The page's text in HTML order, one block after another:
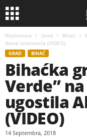
Naslovnica Grad Bihać
Alena Islamovića (VIDEO)
GRAD BIHAĆ
Bihaćka
Verde”
ugostila
(VIDEO)
14 Septembra, 2018